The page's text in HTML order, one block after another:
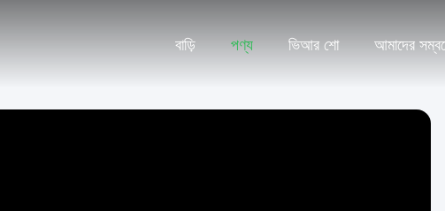
বাড়ি পণ্য ভিআর শো আমাদের